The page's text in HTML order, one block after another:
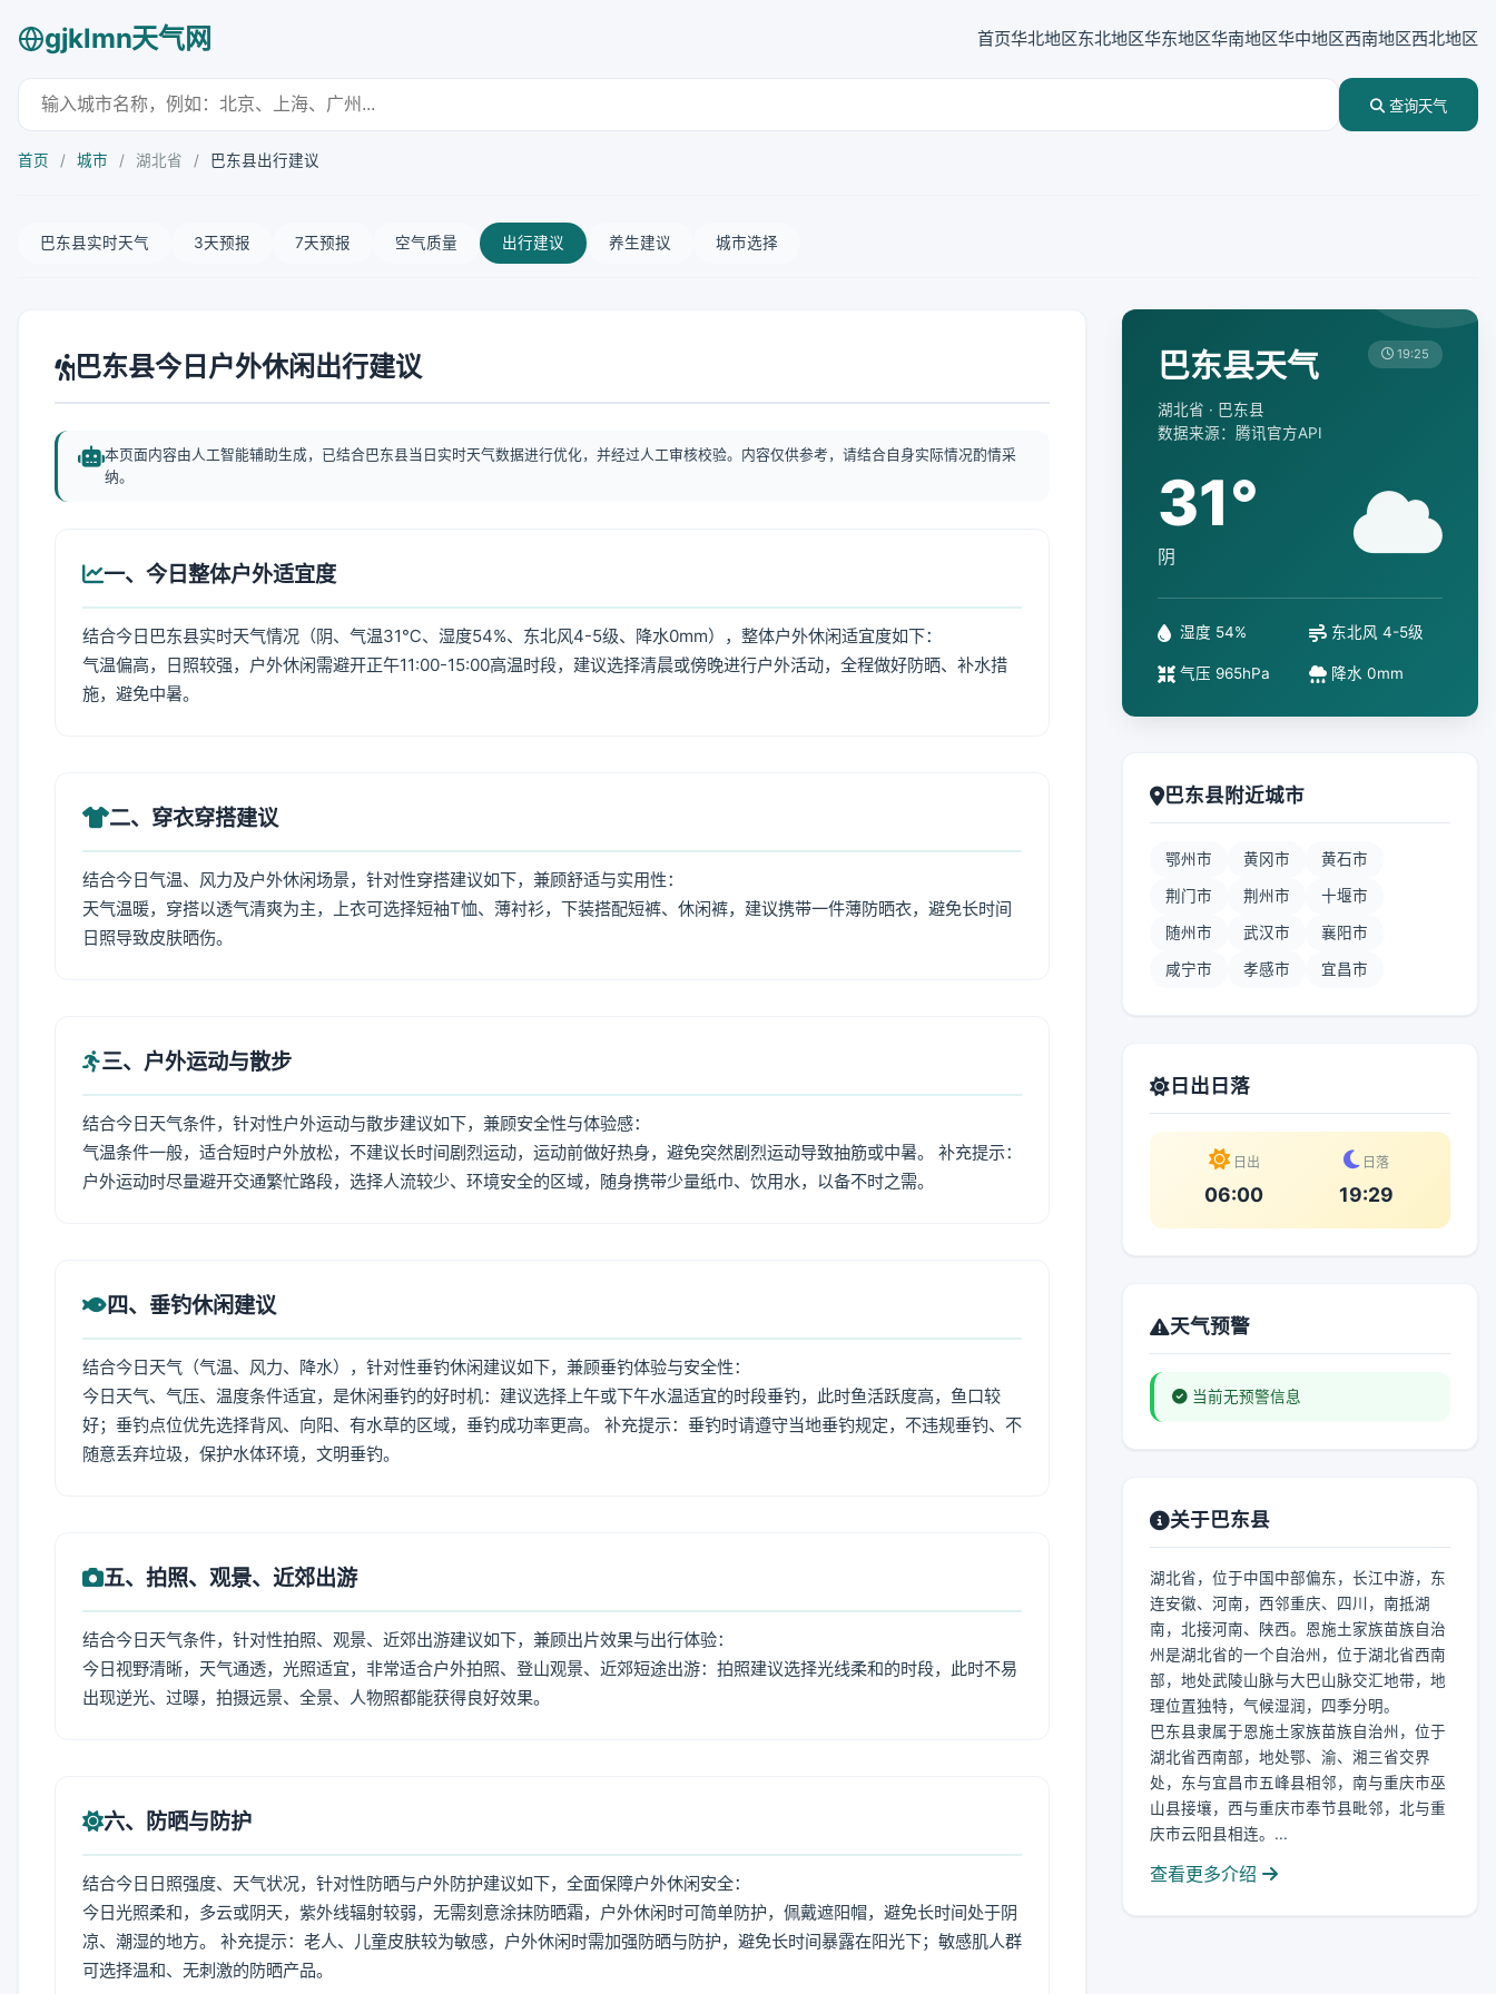
gjklmn天气网 首页华北地区东北地区华东地区华南地区华中地区西南地区西北地区
查询天气
首页 / 城市 / 湖北省 / 巴东县出行建议
巴东县实时天气 3天预报 7天预报 空气质量 出行建议 养生建议 城市选择
巴东县今日户外休闲出行建议
本页面内容由人工智能辅助生成，已结合巴东县当日实时天气数据进行优化，并经过人工审核校验。内容仅供参考，请结合自身实际情况酌情采
纳。
一、今日整体户外适宜度
结合今日巴东县实时天气情况（阴、气温31℃、湿度54%、东北风4-5级、降水0mm），整体户外休闲适宜度如下：
气温偏高，日照较强，户外休闲需避开正午11:00-15:00高温时段，建议选择清晨或傍晚进行户外活动，全程做好防晒、补水措
施，避免中暑。
二、穿衣穿搭建议
结合今日气温、风力及户外休闲场景，针对性穿搭建议如下，兼顾舒适与实用性：
天气温暖，穿搭以透气清爽为主，上衣可选择短袖T恤、薄衬衫，下装搭配短裤、休闲裤，建议携带一件薄防晒衣，避免长时间
日照导致皮肤晒伤。
三、户外运动与散步
结合今日天气条件，针对性户外运动与散步建议如下，兼顾安全性与体验感：
气温条件一般，适合短时户外放松，不建议长时间剧烈运动，运动前做好热身，避免突然剧烈运动导致抽筋或中暑。 补充提示：
户外运动时尽量避开交通繁忙路段，选择人流较少、环境安全的区域，随身携带少量纸巾、饮用水，以备不时之需。
四、垂钓休闲建议
结合今日天气（气温、风力、降水），针对性垂钓休闲建议如下，兼顾垂钓体验与安全性：
今日天气、气压、温度条件适宜，是休闲垂钓的好时机：建议选择上午或下午水温适宜的时段垂钓，此时鱼活跃度高，鱼口较
好；垂钓点位优先选择背风、向阳、有水草的区域，垂钓成功率更高。 补充提示：垂钓时请遵守当地垂钓规定，不违规垂钓、不
随意丢弃垃圾，保护水体环境，文明垂钓。
五、拍照、观景、近郊出游
结合今日天气条件，针对性拍照、观景、近郊出游建议如下，兼顾出片效果与出行体验：
今日视野清晰，天气通透，光照适宜，非常适合户外拍照、登山观景、近郊短途出游：拍照建议选择光线柔和的时段，此时不易
出现逆光、过曝，拍摄远景、全景、人物照都能获得良好效果。
六、防晒与防护
结合今日日照强度、天气状况，针对性防晒与户外防护建议如下，全面保障户外休闲安全：
今日光照柔和，多云或阴天，紫外线辐射较弱，无需刻意涂抹防晒霜，户外休闲时可简单防护，佩戴遮阳帽，避免长时间处于阴
凉、潮湿的地方。 补充提示：老人、儿童皮肤较为敏感，户外休闲时需加强防晒与防护，避免长时间暴露在阳光下；敏感肌人群
可选择温和、无刺激的防晒产品。
巴东县天气
湖北省 · 巴东县
数据来源：腾讯官方API
19:25
31°
阴
湿度 54% 东北风 4-5级
气压 965hPa 降水 0mm
巴东县附近城市
鄂州市 黄冈市 黄石市
荆门市 荆州市 十堰市
随州市 武汉市 襄阳市
咸宁市 孝感市 宜昌市
日出日落
日出
06:00
日落
19:29
天气预警
当前无预警信息
关于巴东县
湖北省，位于中国中部偏东，长江中游，东
连安徽、河南，西邻重庆、四川，南抵湖
南，北接河南、陕西。恩施土家族苗族自治
州是湖北省的一个自治州，位于湖北省西南
部，地处武陵山脉与大巴山脉交汇地带，地
理位置独特，气候湿润，四季分明。
巴东县隶属于恩施土家族苗族自治州，位于
湖北省西南部，地处鄂、渝、湘三省交界
处，东与宜昌市五峰县相邻，南与重庆市巫
山县接壤，西与重庆市奉节县毗邻，北与重
庆市云阳县相连。...
查看更多介绍